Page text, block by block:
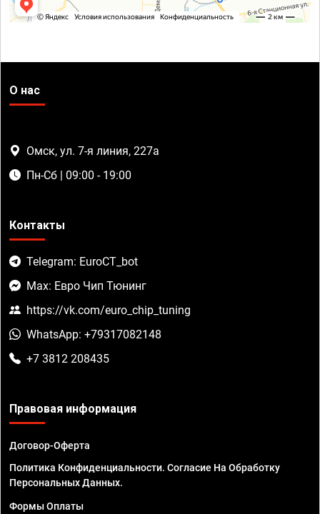
О нас
Омск, ул. 7-я линия, 227а
Пн-Сб | 09:00 - 19:00
Контакты
Telegram: EuroCT_bot
Max: Евро Чип Тюнинг
https://vk.com/euro_chip_tuning
WhatsApp: +79317082148
+7 3812 208435
Правовая информация
Договор-Оферта
Политика Конфиденциальности. Согласие На Обработку
Персональных Данных.
Формы Оплаты